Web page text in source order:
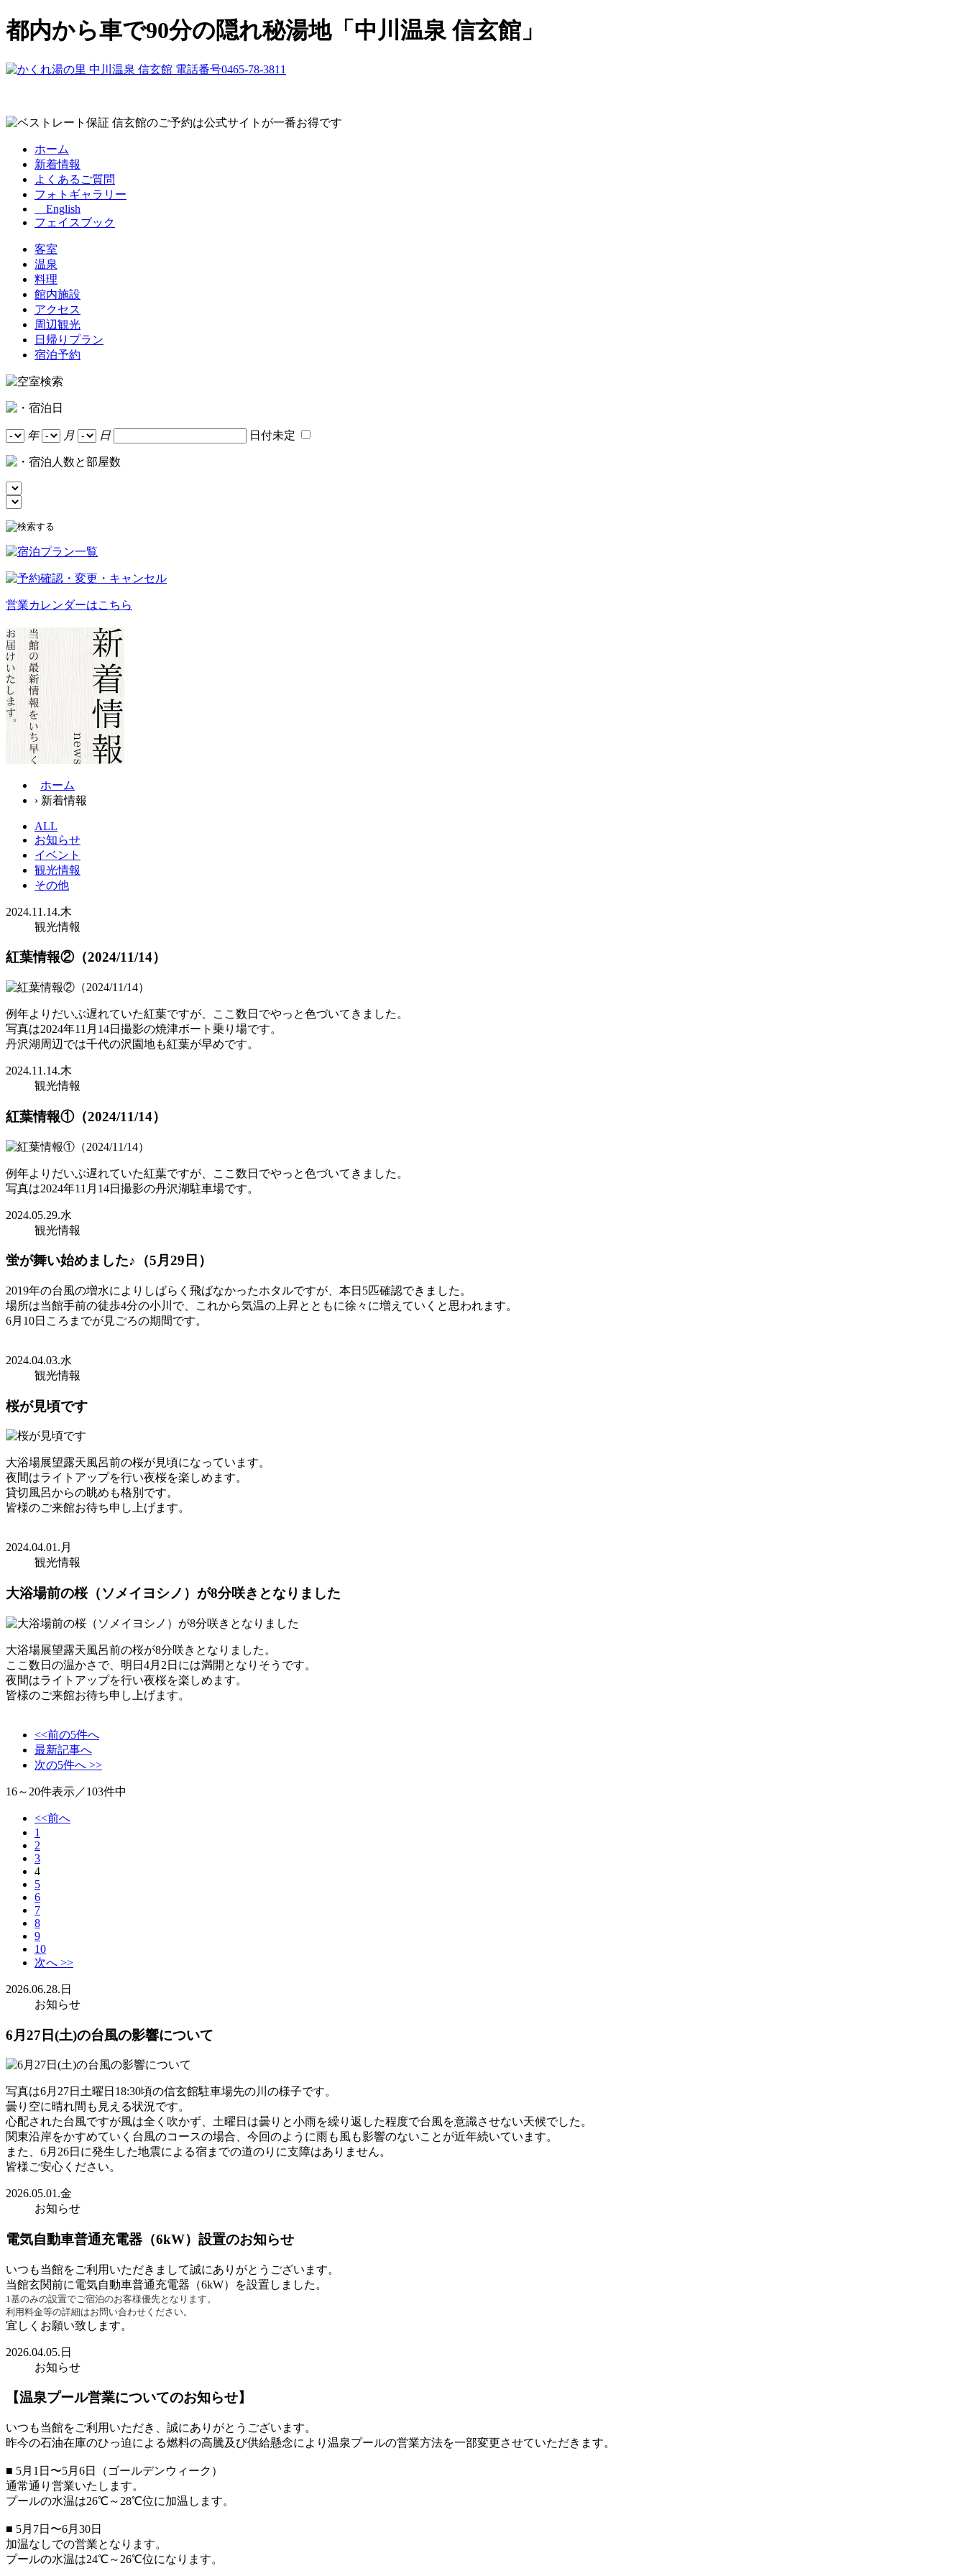
都内から車で90分の隠れ秘湯地「中川温泉 信玄館」
ホーム
新着情報
よくあるご質問
フォトギャラリー
English
フェイスブック
客室
温泉
料理
館内施設
アクセス
周辺観光
日帰りプラン
宿泊予約
年 月 日 日付未定
営業カレンダーはこちら
ホーム
› 新着情報
ALL
お知らせ
イベント
観光情報
その他
2024.11.14.木
観光情報
紅葉情報②（2024/11/14）
例年よりだいぶ遅れていた紅葉ですが、ここ数日でやっと色づいてきました。
写真は2024年11月14日撮影の焼津ボート乗り場です。
丹沢湖周辺では千代の沢園地も紅葉が早めです。
2024.11.14.木
観光情報
紅葉情報①（2024/11/14）
例年よりだいぶ遅れていた紅葉ですが、ここ数日でやっと色づいてきました。
写真は2024年11月14日撮影の丹沢湖駐車場です。
2024.05.29.水
観光情報
蛍が舞い始めました♪（5月29日）
2019年の台風の増水によりしばらく飛ばなかったホタルですが、本日5匹確認できました。
場所は当館手前の徒歩4分の小川で、これから気温の上昇とともに徐々に増えていくと思われます。
6月10日ころまでが見ごろの期間です。
2024.04.03.水
観光情報
桜が見頃です
大浴場展望露天風呂前の桜が見頃になっています。
夜間はライトアップを行い夜桜を楽しめます。
貸切風呂からの眺めも格別です。
皆様のご来館お待ち申し上げます。
2024.04.01.月
観光情報
大浴場前の桜（ソメイヨシノ）が8分咲きとなりました
大浴場展望露天風呂前の桜が8分咲きとなりました。
ここ数日の温かさで、明日4月2日には満開となりそうです。
夜間はライトアップを行い夜桜を楽しめます。
皆様のご来館お待ち申し上げます。
<<前の5件へ
最新記事へ
次の5件へ >>
16～20件表示／103件中
<<前へ
1
2
3
4
5
6
7
8
9
10
次へ >>
2026.06.28.日
お知らせ
6月27日(土)の台風の影響について
写真は6月27日土曜日18:30頃の信玄館駐車場先の川の様子です。
曇り空に晴れ間も見える状況です。
心配された台風ですが風は全く吹かず、土曜日は曇りと小雨を繰り返した程度で台風を意識させない天候でした。
関東沿岸をかすめていく台風のコースの場合、今回のように雨も風も影響のないことが近年続いています。
また、6月26日に発生した地震による宿までの道のりに支障はありません。
皆様ご安心ください。
2026.05.01.金
お知らせ
電気自動車普通充電器（6kW）設置のお知らせ
いつも当館をご利用いただきまして誠にありがとうございます。
当館玄関前に電気自動車普通充電器（6kW）を設置しました。
1基のみの設置でご宿泊のお客様優先となります。
利用料金等の詳細はお問い合わせください。
宜しくお願い致します。
2026.04.05.日
お知らせ
【温泉プール営業についてのお知らせ】
いつも当館をご利用いただき、誠にありがとうございます。
昨今の石油在庫のひっ迫による燃料の高騰及び供給懸念により温泉プールの営業方法を一部変更させていただきます。
■ 5月1日〜5月6日（ゴールデンウィーク）
通常通り営業いたします。
プールの水温は26℃～28℃位に加温します。
■ 5月7日〜6月30日
加温なしでの営業となります。
プールの水温は24℃～26℃位になります。